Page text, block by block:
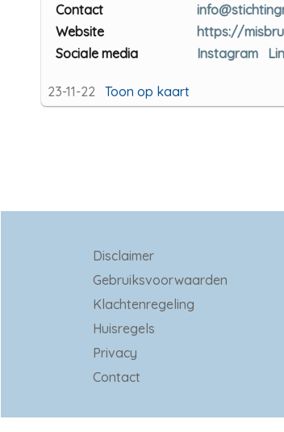
Contact
Website
https://
Sociale media
Instagram
23-11-22 Toon op kaart
Disclaimer
Gebruiksvoorwaarden
Klachtenregeling
Huisregels
Privacy
Contact